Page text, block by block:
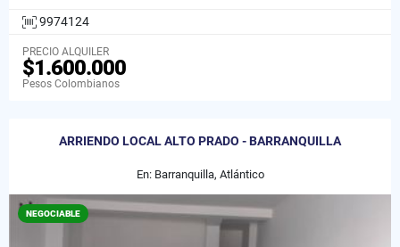
9974124
PRECIO ALQUILER
$1.600.000
Pesos Colombianos
ARRIENDO LOCAL ALTO PRADO - BARRANQUILLA
En: Barranquilla, Atlántico
NEGOCIABLE